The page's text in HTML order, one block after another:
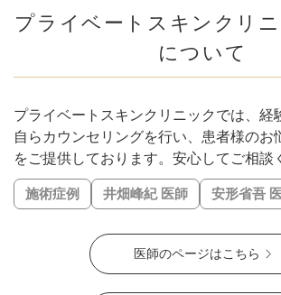
#輪郭の凹凸を解消
#下膨れ解消
#忘れ鼻に
#お顔の引き締め
#二重顎を解消
#エラ張り
#唇の縦ジワ解消
#人中短縮 #口横ポニョ解消
#肝斑解消
#自然な二重幅 #梅干しジワ解消
#シミ解消
#表情ジワ解消 #鼻柱を下げる
#肌の赤みを解消
#皮脂トラブル改善
#凹凸のないなめらかな肌に
#肌ツヤアップ
#頬コケをふっくら
#おでこのシワ解消
#鼻先
#おでこの横ジワ解消
#他の施術と併用可
#肌
プライベートスキンクリ
について
プライベートスキンクリニックでは、経
自らカウンセリングを行い、患者様のお
をご提供しております。安心してご相談
施術症例 井畑峰紀 医師 安形省吾
医師のページはこちら